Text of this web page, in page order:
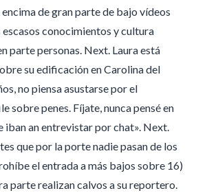
de gran parte de bajo vídeos
conocimientos y cultura
parte personas. Next. Laura está
su edificación en Carolina del
no piensa asustarse por el
sobre penes. Fíjate, nunca pensé en
iban an entrevistar por chat». Next.
que por la porte nadie pasan de los
el entrada a más bajos sobre 16)
parte realizan calvos a su reportero.